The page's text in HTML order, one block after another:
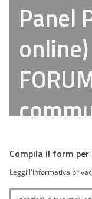
Panel
Compila il form
Leggi l'informativa